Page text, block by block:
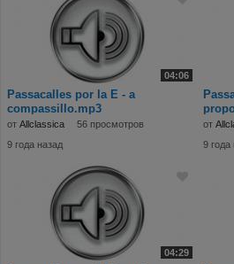
04:06
Passacalles por la E - a
compassillo.mp3
от Allclassica
56 просмотров
9 года назад
от
9 года
04:29